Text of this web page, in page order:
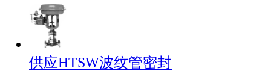
供应HTSW波纹管密封